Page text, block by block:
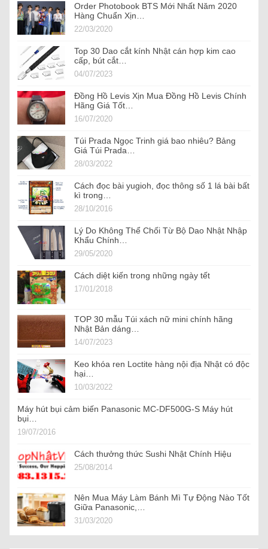
Order Photobook BTS Mới Nhất Năm 2020
Hàng Chuẩn Xịn…
22/03/2020
Top 30 Dao cắt kính Nhật cán hợp kim cao
cấp, bút cắt…
04/07/2023
Đồng Hồ Levis Xịn Mua Đồng Hồ Levis Chính
Hãng Giá Tốt…
16/07/2020
Túi Prada Ngọc Trinh giá bao nhiêu? Bảng
Giá Túi Prada…
28/03/2022
Cách đọc bài yugioh, đọc thông số 1 lá bài bất
kì trong…
28/10/2016
Lý Do Không Thể Chối Từ Bộ Dao Nhật Nhập
Khẩu Chính…
29/05/2020
Cách diệt kiến trong những ngày tết
17/01/2018
TOP 30 mẫu Túi xách nữ mini chính hãng
Nhật Bản dáng…
14/07/2023
Keo khóa ren Loctite hàng nội địa Nhật có độc
hại…
10/03/2022
Máy hút bụi cảm biến Panasonic MC-DF500G-S Máy hút
bụi…
19/07/2016
Cách thưởng thức Sushi Nhật Chính Hiệu
25/08/2014
Nên Mua Máy Làm Bánh Mì Tự Động Nào Tốt
Giữa Panasonic,…
31/03/2020